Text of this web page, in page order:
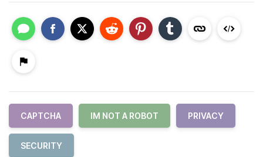
CAPTCHA IM NOT A ROBOT PRIVACY
SECURITY